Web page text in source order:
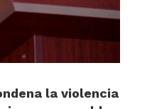
la violencia